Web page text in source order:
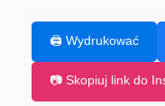
🖨️ Wydrukować
📷 Skopiuj link do